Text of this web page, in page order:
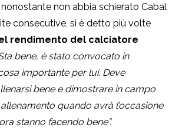
nonostante non abbia schierato Cabal
consecutive, si è detto più volte
rendimento del calciatore
bene, è stato convocato in
importante per lui. Deve
bene e dimostrare in campo
quando avrà l’occasione
stanno facendo bene”.